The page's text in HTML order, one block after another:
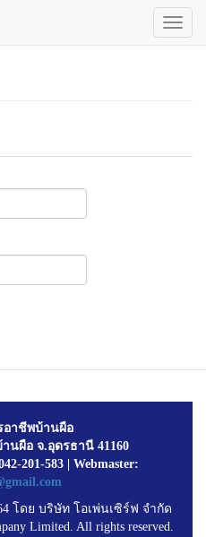
อาชีพบ้านผือ
นผือ จ.อุดรธานี 41160
201-583 | Webmaster:
โดย บริษัท โอเพ่นเซิร์ฟ จำกัด
Limited. All rights reserved.